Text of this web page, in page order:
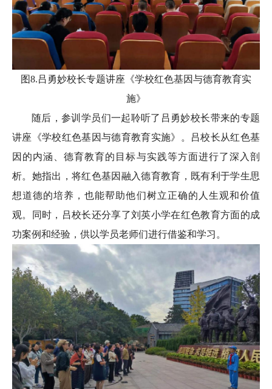
图8.吕勇妙校长专题讲座《学校红色基因与德育教育实
施》
随后，参训学员们一起聆听了吕勇妙校长带来的专题
讲座《学校红色基因与德育教育实施》。吕校长从红色基
因的内涵、德育教育的目标与实践等方面进行了深入剖
析。她指出，将红色基因融入德育教育，既有利于学生思
想道德的培养，也能帮助他们树立正确的人生观和价值
观。同时，吕校长还分享了刘英小学在红色教育方面的成
功案例和经验，供以学员老师们进行借鉴和学习。